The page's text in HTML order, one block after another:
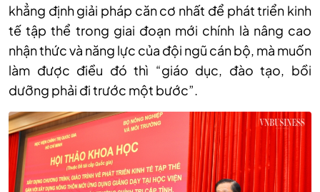
khẳng định giải pháp căn cơ nhất để phát triển kinh
tế tập thể trong giai đoạn mới chính là nâng cao
nhận thức và năng lực của đội ngũ cán bộ, mà muốn
làm được điều đó thì “giáo dục, đào tạo, bồi
dưỡng phải đi trước một bước”.